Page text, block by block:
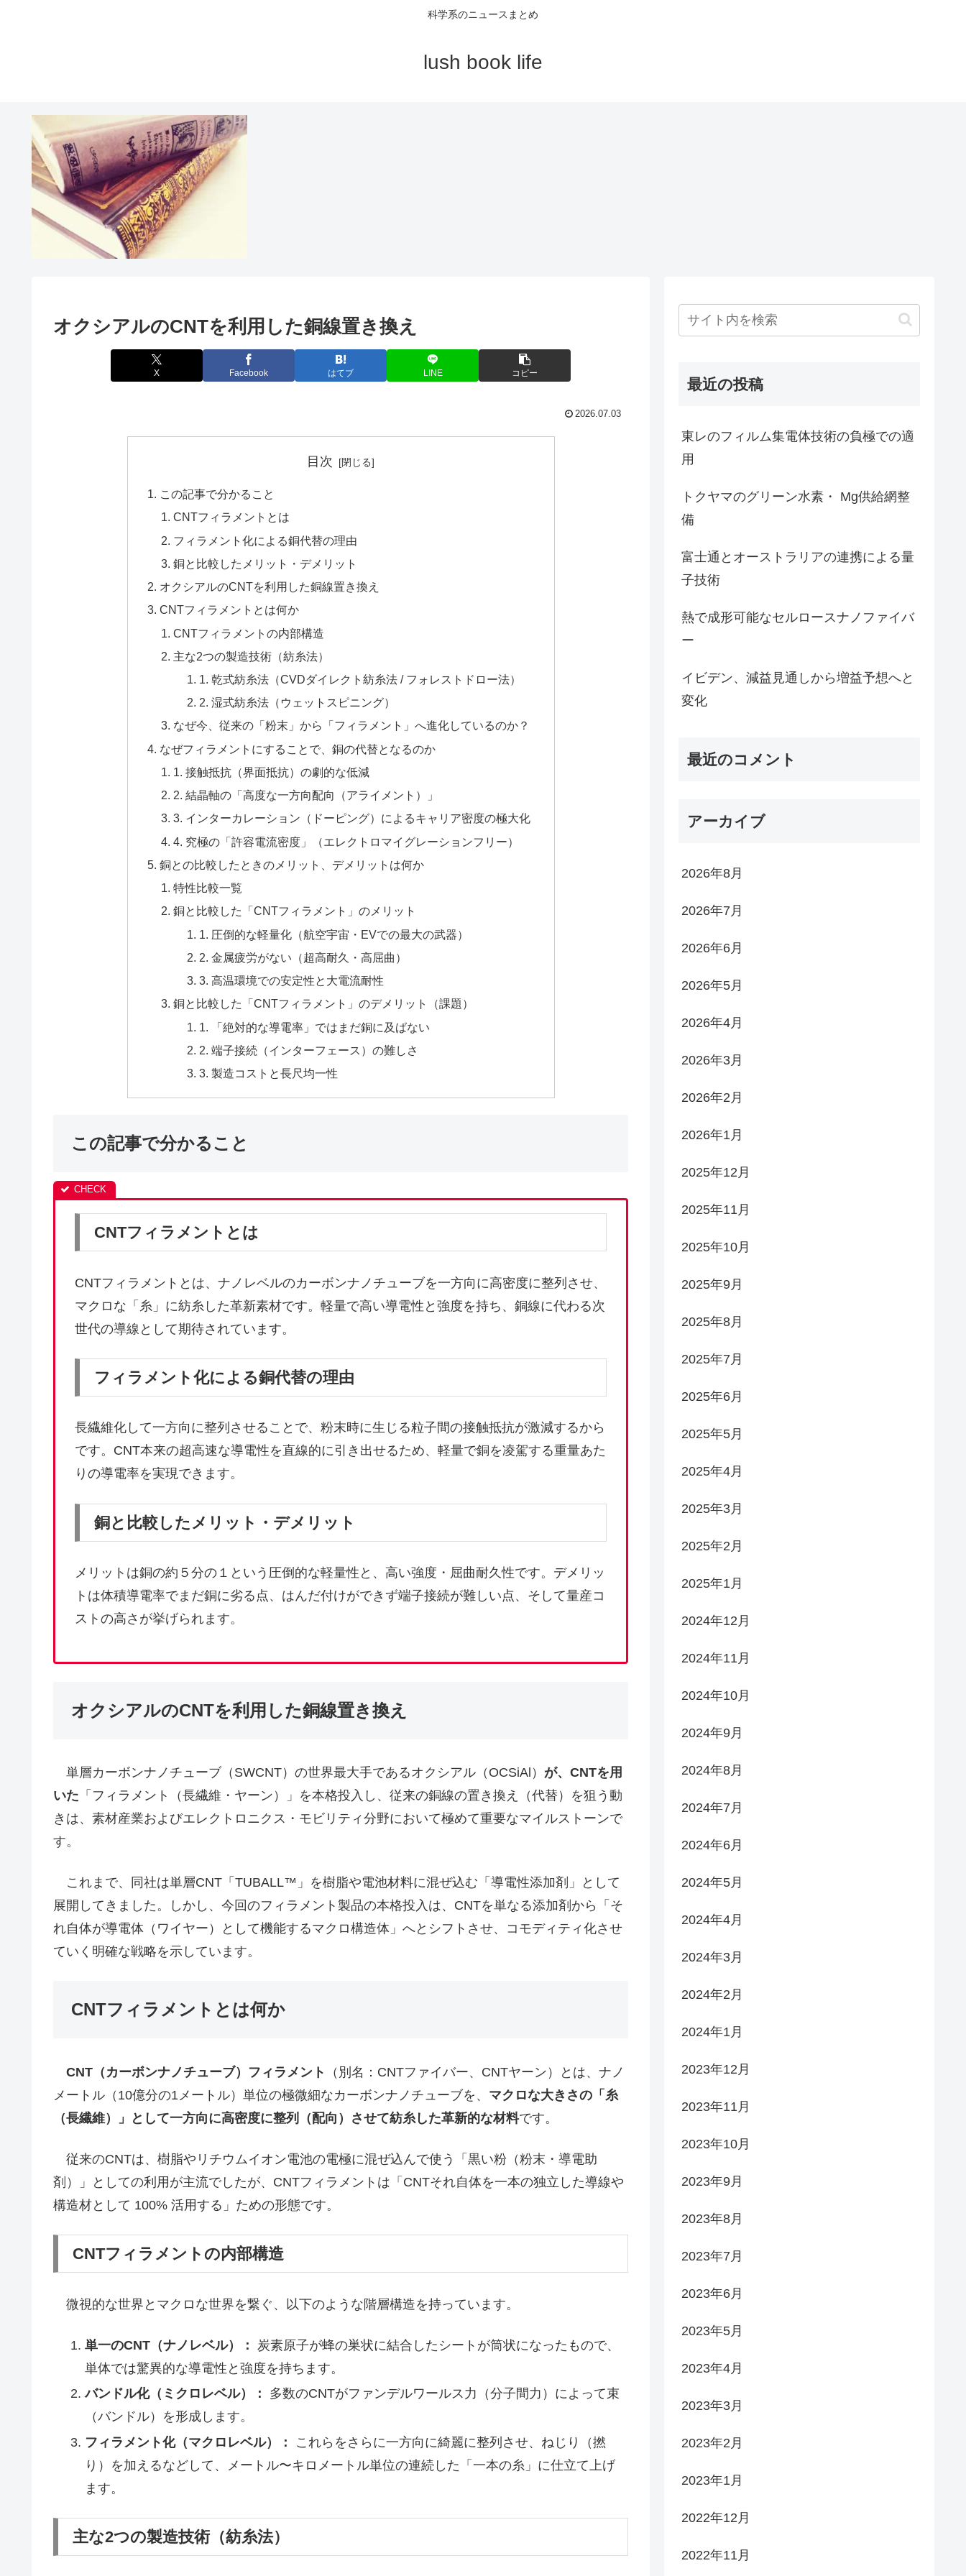
科学系のニュースまとめ
lush book life
オクシアルのCNTを利用した銅線置き換え
X Facebook はてブ LINE コピー
2026.07.03
目次
この記事で分かること
CNTフィラメントとは
フィラメント化による銅代替の理由
銅と比較したメリット・デメリット
オクシアルのCNTを利用した銅線置き換え
CNTフィラメントとは何か
CNTフィラメントの内部構造
主な2つの製造技術（紡糸法）
1. 乾式紡糸法（CVDダイレクト紡糸法 / フォレストドロー法）
2. 湿式紡糸法（ウェットスピニング）
なぜ今、従来の「粉末」から「フィラメント」へ進化しているのか？
なぜフィラメントにすることで、銅の代替となるのか
1. 接触抵抗（界面抵抗）の劇的な低減
2. 結晶軸の「高度な一方向配向（アライメント）」
3. インターカレーション（ドーピング）によるキャリア密度の極大化
4. 究極の「許容電流密度」（エレクトロマイグレーションフリー）
銅との比較したときのメリット、デメリットは何か
特性比較一覧
銅と比較した「CNTフィラメント」のメリット
1. 圧倒的な軽量化（航空宇宙・EVでの最大の武器）
2. 金属疲労がない（超高耐久・高屈曲）
3. 高温環境での安定性と大電流耐性
銅と比較した「CNTフィラメント」のデメリット（課題）
1. 「絶対的な導電率」ではまだ銅に及ばない
2. 端子接続（インターフェース）の難しさ
3. 製造コストと長尺均一性
この記事で分かること
CNTフィラメントとは
CNTフィラメントとは、ナノレベルのカーボンナノチューブを一方向に高密度に整列させ、
マクロな「糸」に紡糸した革新素材です。軽量で高い導電性と強度を持ち、銅線に代わる次
世代の導線として期待されています。
フィラメント化による銅代替の理由
長繊維化して一方向に整列させることで、粉末時に生じる粒子間の接触抵抗が激減するから
です。CNT本来の超高速な導電性を直線的に引き出せるため、軽量で銅を凌駕する重量あた
りの導電率を実現できます。
銅と比較したメリット・デメリット
メリットは銅の約５分の１という圧倒的な軽量性と、高い強度・屈曲耐久性です。デメリッ
トは体積導電率でまだ銅に劣る点、はんだ付けができず端子接続が難しい点、そして量産コ
ストの高さが挙げられます。
オクシアルのCNTを利用した銅線置き換え
単層カーボンナノチューブ（SWCNT）の世界最大手であるオクシアル（OCSiAl） が、CNTを用
いた 「フィラメント（長繊維・ヤーン）」を本格投入し、従来の銅線の置き換え（代替）を狙う動
きは、素材産業およびエレクトロニクス・モビリティ分野において極めて重要なマイルストーンで
す。
これまで、同社は単層CNT「TUBALL™」を樹脂や電池材料に混ぜ込む「導電性添加剤」として
展開してきました。しかし、今回のフィラメント製品の本格投入は、CNTを単なる添加剤から「そ
れ自体が導電体（ワイヤー）として機能するマクロ構造体」へとシフトさせ、コモディティ化させ
ていく明確な戦略を示しています。
CNTフィラメントとは何か
CNT（カーボンナノチューブ）フィラメント
（別名：CNTファイバー、CNTヤーン）とは、ナノ
メートル（10億分の1メートル）単位の極微細なカーボンナノチューブを、 マクロな大きさの「糸
（長繊維）」として一方向に高密度に整列（配向）させて紡糸した革新的な材料です。
従来のCNTは、樹脂やリチウムイオン電池の電極に混ぜ込んで使う「黒い粉（粉末・導電助
剤）」としての利用が主流でしたが、CNTフィラメントは「CNTそれ自体を一本の独立した導線や
構造材として 100% 活用する」ための形態です。
CNTフィラメントの内部構造
微視的な世界とマクロな世界を繋ぐ、以下のような階層構造を持っています。
単一のCNT（ナノレベル）：
炭素原子が蜂の巣状に結合したシートが筒状になったもので、
単体では驚異的な導電性と強度を持ちます。
バンドル化（ミクロレベル）：
多数のCNTがファンデルワールス力（分子間力）によって束
（バンドル）を形成します。
フィラメント化（マクロレベル）：
これらをさらに一方向に綺麗に整列させ、ねじり（撚
り）を加えるなどして、メートル〜キロメートル単位の連続した「一本の糸」に仕立て上げ
ます。
主な2つの製造技術（紡糸法）
最近の投稿
東レのフィルム集電体技術の負極での適
用
トクヤマのグリーン水素・ Mg供給網整
備
富士通とオーストラリアの連携による量
子技術
熱で成形可能なセルロースナノファイバ
ー
イビデン、減益見通しから増益予想へと
変化
最近のコメント
アーカイブ
2026年8月
2026年7月
2026年6月
2026年5月
2026年4月
2026年3月
2026年2月
2026年1月
2025年12月
2025年11月
2025年10月
2025年9月
2025年8月
2025年7月
2025年6月
2025年5月
2025年4月
2025年3月
2025年2月
2025年1月
2024年12月
2024年11月
2024年10月
2024年9月
2024年8月
2024年7月
2024年6月
2024年5月
2024年4月
2024年3月
2024年2月
2024年1月
2023年12月
2023年11月
2023年10月
2023年9月
2023年8月
2023年7月
2023年6月
2023年5月
2023年4月
2023年3月
2023年2月
2023年1月
2022年12月
2022年11月